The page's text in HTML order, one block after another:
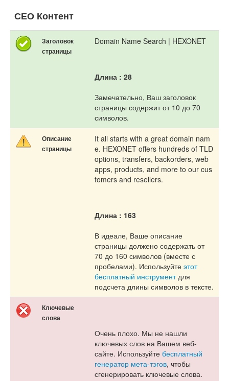
СЕО Контент
Заголовок
страницы
Domain Name Search | HEXONET
Длина : 28
Замечательно, Ваш заголовок
страницы содержит от 10 до 70
символов.
Описание
страницы
It all starts with a great domain nam
e. HEXONET offers hundreds of TLD
options, transfers, backorders, web
apps, products, and more to our cus
tomers and resellers.
Длина : 163
В идеале, Ваше описание
страницы должено содержать от
70 до 160 символов (вместе с
пробелами). Используйте этот
бесплатный инструментдля
подсчета длины символов в тексте.
Ключевые
слова
Очень плохо. Мы не нашли
ключевых слов на Вашем веб-
сайте. Используйте бесплатный
генератор мета-тэгов, чтобы
сгенерировать ключевые слова.